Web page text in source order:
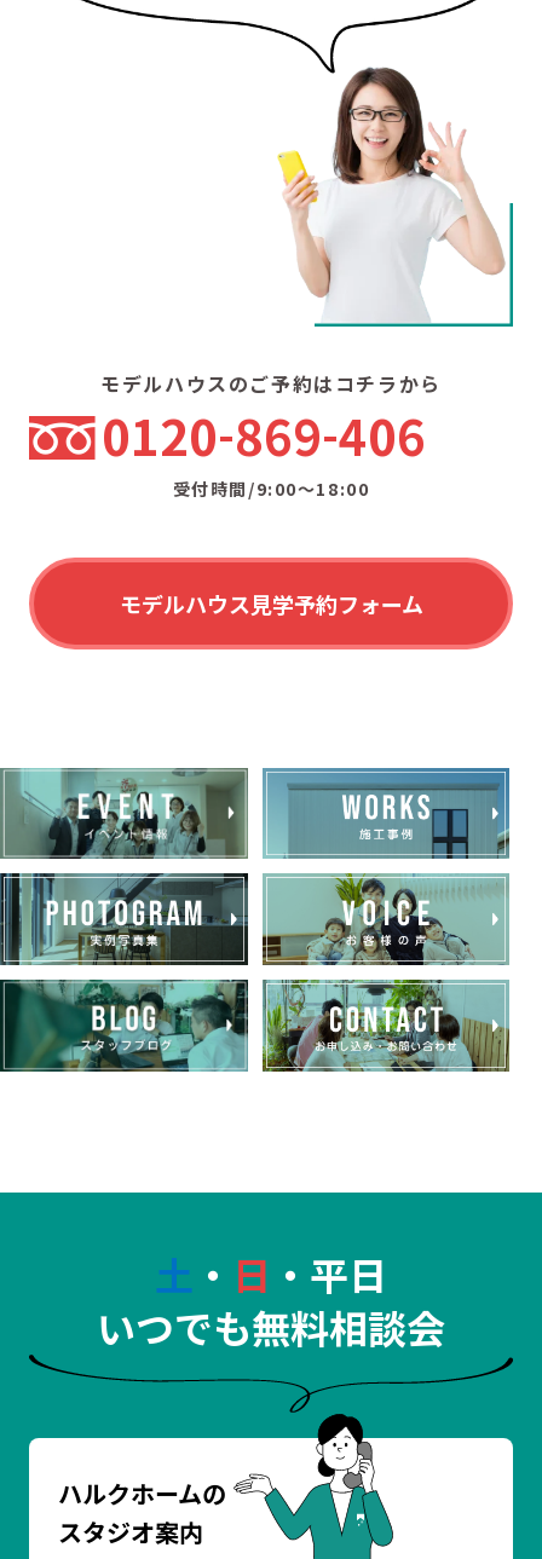
モデルハウスのご予約はコチラから
0120 869 406
受付時間/9:00〜18:00
モデルハウス見学予約フォーム
土 ・ 日 ・平日
いつでも無料相談会
ハルクホームの
スタジオ案内